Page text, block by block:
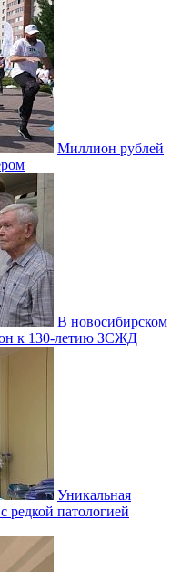
Миллион рублей
В новосибирском
к 130-летию ЗСЖД
Уникальная
редкой патологией